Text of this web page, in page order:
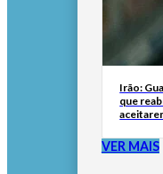
Irão:
que
VER MAIS